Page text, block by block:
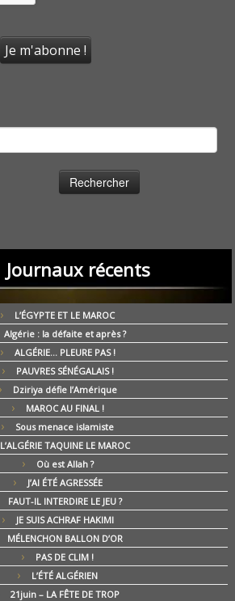
Journaux récents
L’ÉGYPTE ET LE MAROC
Algérie : la défaite et après ?
ALGÉRIE… PLEURE PAS !
PAUVRES SÉNÉGALAIS !
Dziriya défie l’Amérique
MAROC AU FINAL !
Sous menace islamiste
L’ALGÉRIE TAQUINE LE MAROC
Où est Allah ?
J’AI ÉTÉ AGRESSÉE
FAUT-IL INTERDIRE LE JEU ?
JE SUIS ACHRAF HAKIMI
MÉLENCHON BALLON D’OR
PAS DE CLIM !
L’ÉTÉ ALGÉRIEN
21juin – LA FÊTE DE TROP